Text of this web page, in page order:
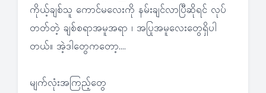
ကိုယ့်ချစ်သူ ကောင်မလေးကို နမ်းချင်လာပြီဆိုရင် လုပ်
တတ်တဲ့ ချစ်စရာအမူအရာ ၊ အပြုအမူလေးတွေရှိပါ
တယ်။ အဲ့ဒါတွေကတော့….
မျက်လုံးအကြည့်တွေ